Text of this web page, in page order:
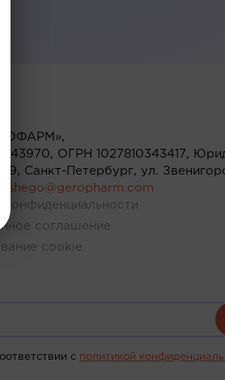
ОГРН 1027810343417,
Санкт-Петербург, ул.
конфиденциальности
соглашение
cookie
c политикой